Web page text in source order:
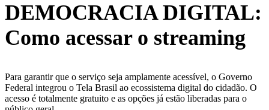
DEMOCRACIA DIGITAL:
Como acessar o streaming
Para garantir que o serviço seja amplamente acessível, o Governo
Federal integrou o Tela Brasil ao ecossistema digital do cidadão. O
acesso é totalmente gratuito e as opções já estão liberadas para o